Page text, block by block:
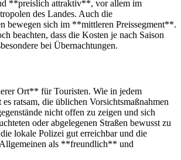
**preislich attraktiv**, vor allem im
des Landes. Auch die
bewegen sich im **mittleren Preissegment**.
beachten, dass die Kosten je nach Saison
bei Übernachtungen.
Ort** für Touristen. Wie in jedem
ratsam, die üblichen Vorsichtsmaßnahmen
nicht offen zu zeigen und sich
oder abgelegenen Straßen bewusst zu
lokale Polizei gut erreichbar und die
als **freundlich** und